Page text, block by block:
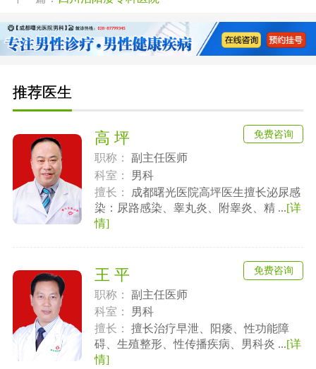
推荐医生
高 坪
职称：
副主任医师
科室：
男科
擅长：
成都曙光医院高坪医生擅长泌尿感
染：尿路感染、睾丸炎、附睾炎、精 ...[详
情]
免费咨询
王 平
职称：
副主任医师
科室：
男科
擅长：
擅长治疗早泄、阳痿、性功能障
碍、生殖整形、性传播疾病、男科炎 ...[详
情]
免费咨询